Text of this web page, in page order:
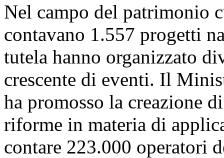
Nel campo del patrimonio
contavano 1.557 progetti
tutela hanno organizzato
crescente di eventi. Il
ha promosso la creazione
riforme in materia di
contare 223.000 operatori